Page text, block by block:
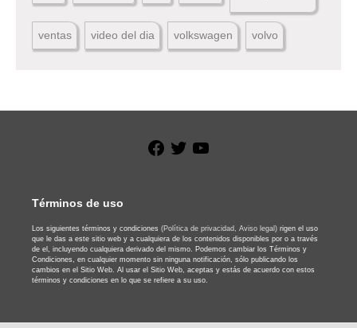
ventas video del dia volkswagen volvo
Facebook
Twitter
Términos de uso
Los siguientes términos y condiciones (Política de privacidad, Aviso legal) rigen el uso
que le das a este sitio web y a cualquiera de los contenidos disponibles por o a través
de el, incluyendo cualquiera derivado del mismo. Podemos cambiar los Términos y
Condiciones, en cualquier momento sin ninguna notificación, sólo publicando los
cambios en el Sitio Web. Al usar el Sitio Web, aceptas y estás de acuerdo con estos
términos y condiciones en lo que se refiere a su uso.